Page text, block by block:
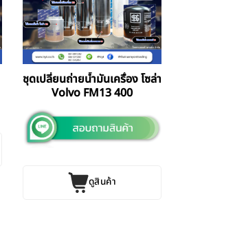
ชุดเปลี่ยนถ่ายน้ำมันเครื่อง โซล่า
Volvo FM13 400
ดูสินค้า